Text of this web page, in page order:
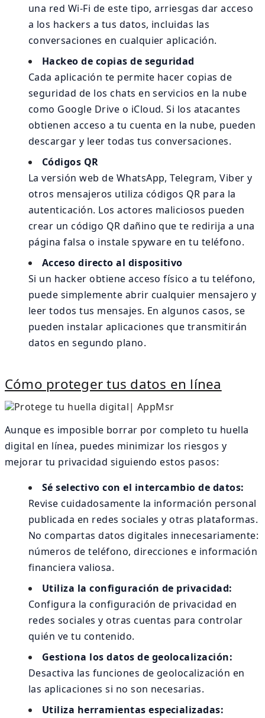
una red Wi-Fi de este tipo, arriesgas dar acceso
a los hackers a tus datos, incluidas las
conversaciones en cualquier aplicación.
Hackeo de copias de seguridad
Cada aplicación te permite hacer copias de
seguridad de los chats en servicios en la nube
como Google Drive o iCloud. Si los atacantes
obtienen acceso a tu cuenta en la nube, pueden
descargar y leer todas tus conversaciones.
Códigos QR
La versión web de WhatsApp, Telegram, Viber y
otros mensajeros utiliza códigos QR para la
autenticación. Los actores maliciosos pueden
crear un código QR dañino que te redirija a una
página falsa o instale spyware en tu teléfono.
Acceso directo al dispositivo
Si un hacker obtiene acceso físico a tu teléfono,
puede simplemente abrir cualquier mensajero y
leer todos tus mensajes. En algunos casos, se
pueden instalar aplicaciones que transmitirán
datos en segundo plano.
Cómo proteger tus datos en línea
Aunque es imposible borrar por completo tu huella
digital en línea, puedes minimizar los riesgos y
mejorar tu privacidad siguiendo estos pasos:
Sé selectivo con el intercambio de datos:
Revise cuidadosamente la información personal
publicada en redes sociales y otras plataformas.
No compartas datos digitales innecesariamente:
números de teléfono, direcciones e información
financiera valiosa.
Utiliza la configuración de privacidad:
Configura la configuración de privacidad en
redes sociales y otras cuentas para controlar
quién ve tu contenido.
Gestiona los datos de geolocalización:
Desactiva las funciones de geolocalización en
las aplicaciones si no son necesarias.
Utiliza herramientas especializadas: